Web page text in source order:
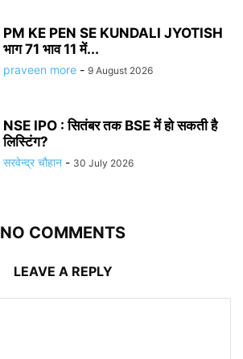
PM KE PEN SE KUNDALI JYOTISH
भाग 71 भाव 11 में...
praveen more - 9 August 2026
NSE IPO : सितंबर तक BSE में हो सकती है
लिस्टिंग?
सरवेन्द्र चौहान - 30 July 2026
NO COMMENTS
LEAVE A REPLY